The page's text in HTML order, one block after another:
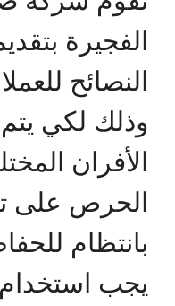
الفجيرة
النصائح
وذلك لكي
الأفران
الحرص على
بانتظام
يجب